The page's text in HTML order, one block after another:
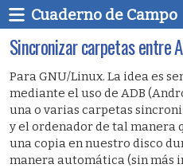
Cuaderno de Campo
Sincronizar carpetas entre
Para GNU/Linux. La idea es
mediante el uso de ADB
una o varias carpetas
y el ordenador de tal manera
una copia en nuestro disco
manera automática (sin más